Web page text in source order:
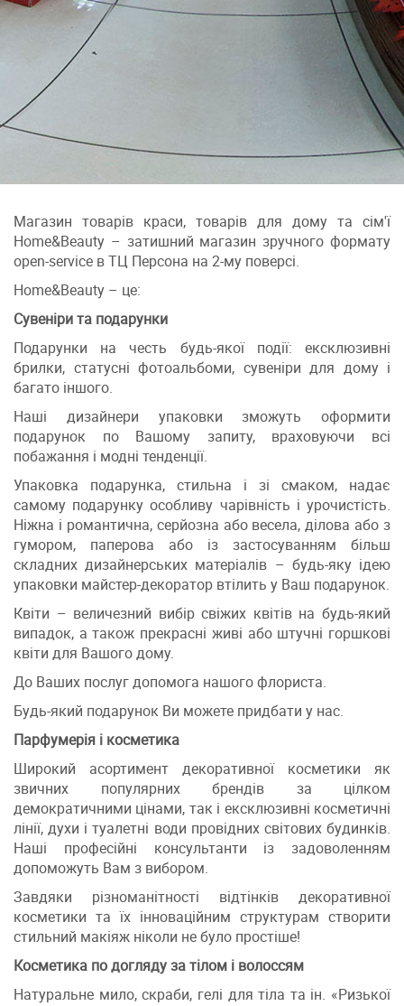
Магазин товарів краси, товарів для дому та сім'ї
Home&Beauty – затишний магазин зручного формату
open-service в ТЦ Персона на 2-му поверсі.
Home&Beauty – це:
Сувеніри та подарунки
Подарунки на честь будь-якої події: ексклюзивні
брилки, статусні фотоальбоми, сувеніри для дому і
багато іншого.
Наші дизайнери упаковки зможуть оформити
подарунок по Вашому запиту, враховуючи всі
побажання і модні тенденції.
Упаковка подарунка, стильна і зі смаком, надає
самому подарунку особливу чарівність і урочистість.
Ніжна і романтична, серйозна або весела, ділова або з
гумором, паперова або із застосуванням більш
складних дизайнерських матеріалів – будь-яку ідею
упаковки майстер-декоратор втілить у Ваш подарунок.
Квіти – величезний вибір свіжих квітів на будь-який
випадок, а також прекрасні живі або штучні горшкові
квіти для Вашого дому.
До Ваших послуг допомога нашого флориста.
Будь-який подарунок Ви можете придбати у нас.
Парфумерія і косметика
Широкий асортимент декоративної косметики як
звичних популярних брендів за цілком
демократичними цінами, так і ексклюзивні косметичні
лінії, духи і туалетні води провідних світових будинків.
Наші професійні консультанти із задоволенням
допоможуть Вам з вибором.
Завдяки різноманітності відтінків декоративної
косметики та їх інноваційним структурам створити
стильний макіяж ніколи не було простіше!
Косметика по догляду за тілом і волоссям
Натуральне мило, скраби, гелі для тіла та ін. «Ризької